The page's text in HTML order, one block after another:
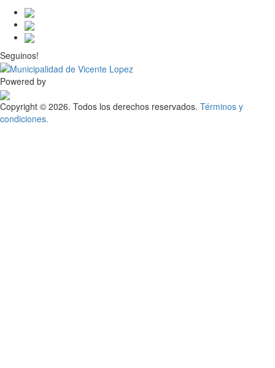
Seguinos!
Powered by
Copyright © 2026. Todos los derechos reservados. Términos y
condiciones.